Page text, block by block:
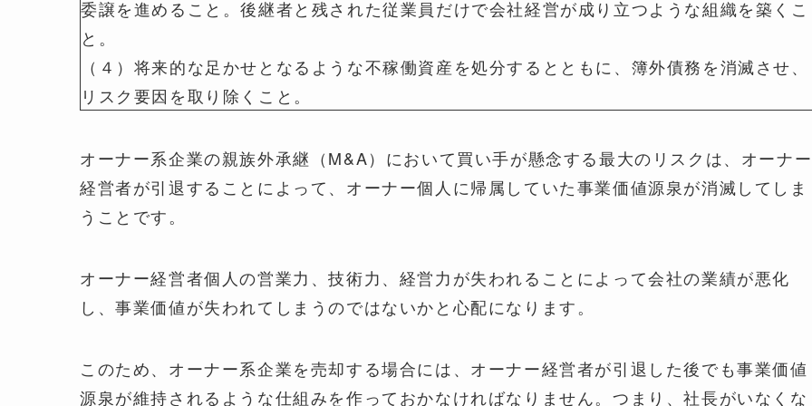
委譲を進めること。後継者と残された従業員だけで会社経営が成り立つような組織を築くこ
と。
（４）将来的な足かせとなるような不稼働資産を処分するとともに、簿外債務を消滅させ、
リスク要因を取り除くこと。
オーナー系企業の親族外承継（M&A）において買い手が懸念する最大のリスクは、オーナー
経営者が引退することによって、オーナー個人に帰属していた事業価値源泉が消滅してしま
うことです。
オーナー経営者個人の営業力、技術力、経営力が失われることによって会社の業績が悪化
し、事業価値が失われてしまうのではないかと心配になります。
このため、オーナー系企業を売却する場合には、オーナー経営者が引退した後でも事業価値
源泉が維持されるような仕組みを作っておかなければなりません。つまり、社長がいなくな